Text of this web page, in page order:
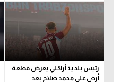
رئيس بلدية أراكلي يعرض قطعة
أرض على محمد صلاح بعد